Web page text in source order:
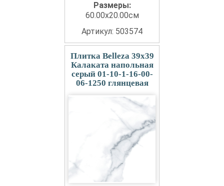
Размеры:
60.00x20.00см
Артикул: 503574
Плитка Belleza 39x39
Калаката напольная
серый 01-10-1-16-00-
06-1250 глянцевая